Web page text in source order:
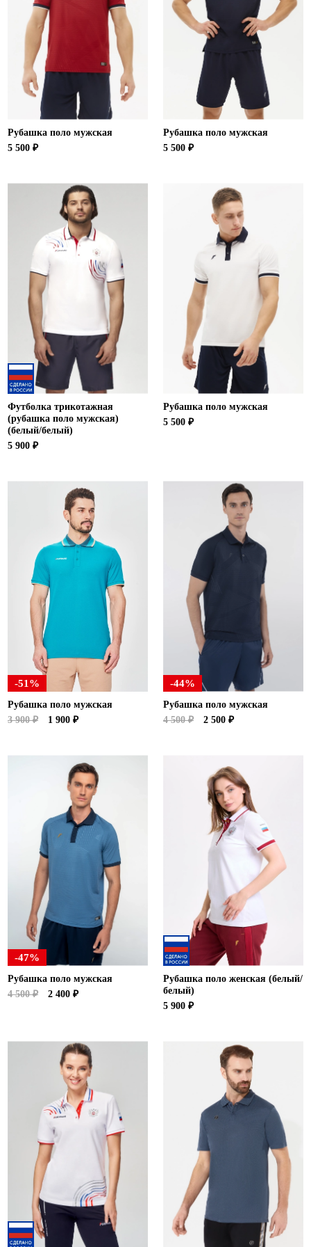
Ханты-Мансийский автономный округ (3)
Челябинская область (2)
Ямало-Ненецкий автономный округ (1)
Ярославская область (1)
Рубашка поло мужская
5 500 ₽
Рубашка поло мужская
5 500 ₽
Футболка трикотажная
(рубашка поло мужская)
(белый/белый)
5 900 ₽
Рубашка поло мужская
5 500 ₽
-51%
Рубашка поло мужская
3 900 ₽
1 900 ₽
-44%
Рубашка поло мужская
4 500 ₽
2 500 ₽
-47%
Рубашка поло мужская
4 500 ₽
2 400 ₽
Рубашка поло женская (белый/
белый)
5 900 ₽